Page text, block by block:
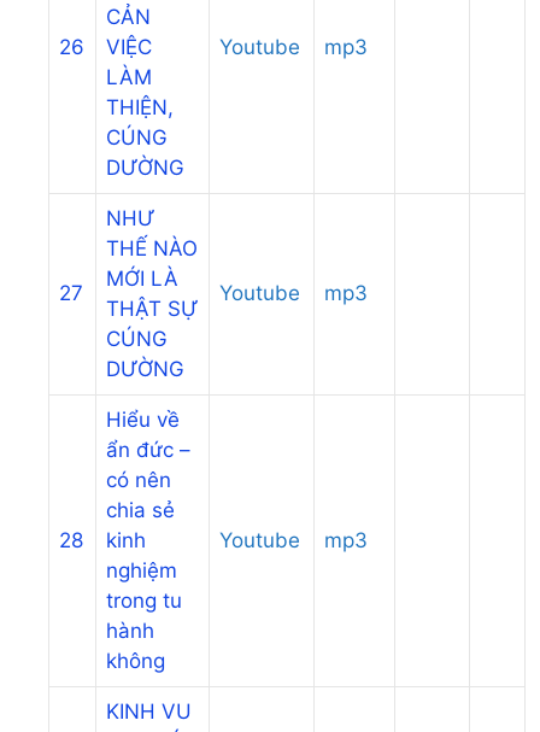
26
CẢN
VIỆC
LÀM
THIỆN,
CÚNG
DƯỜNG
Youtube mp3
27
NHƯ
THẾ NÀO
MỚI LÀ
THẬT SỰ
CÚNG
DƯỜNG
Youtube mp3
28
Hiểu về
ẩn đức –
có nên
chia sẻ
kinh
nghiệm
trong tu
hành
không
Youtube mp3
KINH VU